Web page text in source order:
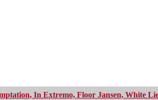
In Extremo, Floor Jansen, White